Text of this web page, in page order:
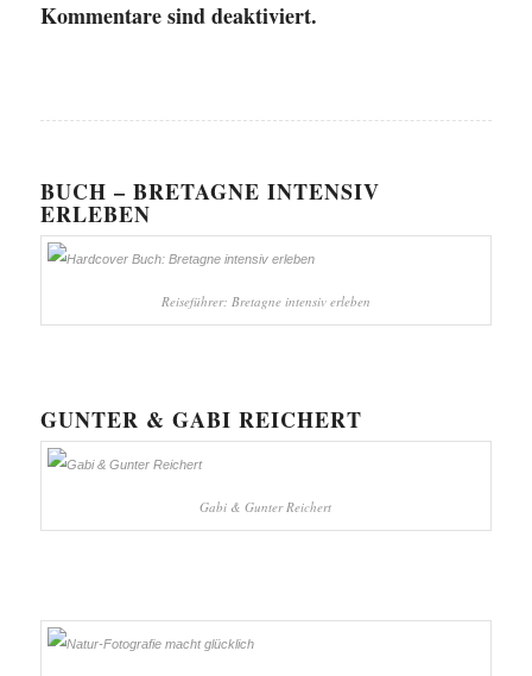
Kommentare sind deaktiviert.
BUCH – BRETAGNE INTENSIV
ERLEBEN
Reiseführer: Bretagne intensiv erleben
GUNTER & GABI REICHERT
Gabi & Gunter Reichert